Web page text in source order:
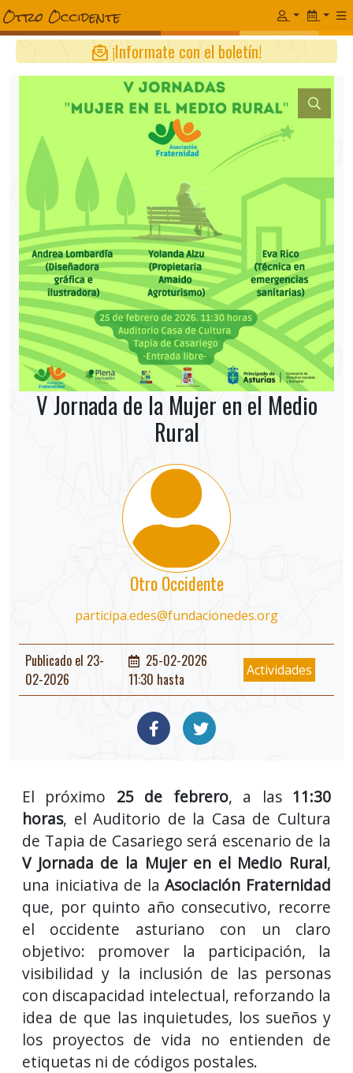
¡Informate con el boletín!
V Jornada de la Mujer en el Medio
Rural
Otro Occidente
participa.edes@fundacionedes.org
Publicado el 23-
02-2026
25-02-2026
11:30 hasta
Actividades
El próximo 25 de febrero, a las 11:30
horas, el Auditorio de la Casa de Cultura
de Tapia de Casariego será escenario de la
V Jornada de la Mujer en el Medio Rural,
una iniciativa de laAsociación Fraternidad
que, por quinto año consecutivo, recorre
el occidente asturiano con un claro
objetivo: promover la participación, la
visibilidad y la inclusión de las personas
con discapacidad intelectual, reforzando la
idea de que las inquietudes, los sueños y
los proyectos de vida no entienden de
etiquetas ni de códigos postales.